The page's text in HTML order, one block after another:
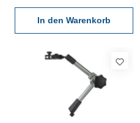
von Art.-Nr. 208.109.6 -
Gesamthöhe: 328 mm
In den Warenkorb